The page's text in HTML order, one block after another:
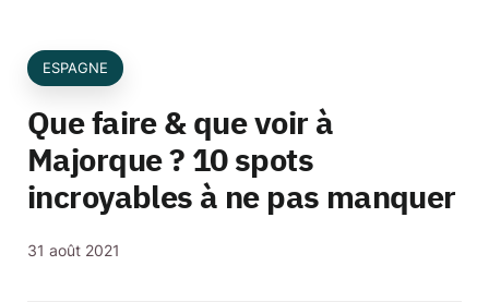
ESPAGNE
Que faire & que voir à
Majorque ? 10 spots
incroyables à ne pas manquer
31 août 2021